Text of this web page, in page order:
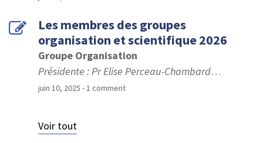
Les membres des groupes
organisation et scientifique 2026
Groupe Organisation
Présidente : Pr Elise Perceau-Chambard…
juin 10, 2025 - 1 comment
Voir tout